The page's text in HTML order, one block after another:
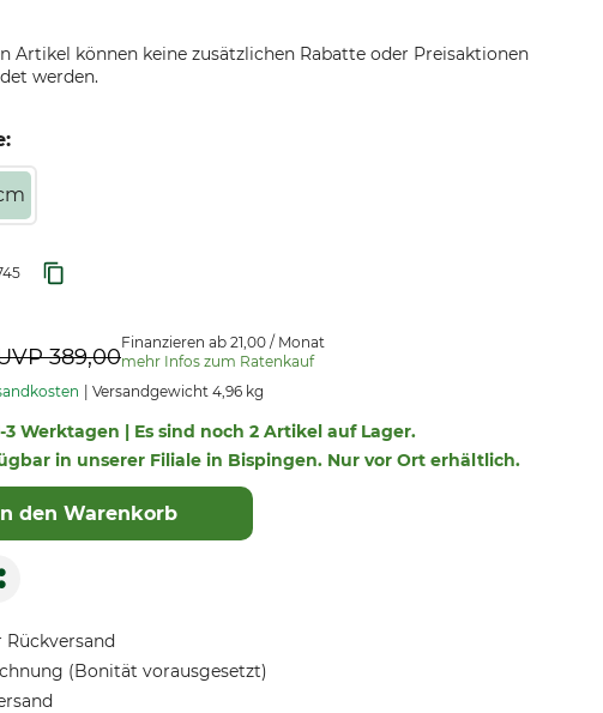
Artikel können keine zusätzlichen Rabatte oder Preisaktionen
werden.
389,00
Finanzieren ab 21,00 / Monat
mehr Infos zum Ratenkauf
Versandgewicht 4,96 kg
3 Werktagen | Es sind noch 2 Artikel auf Lager.
in unserer Filiale in Bispingen. Nur vor Ort erhältlich.
den Warenkorb
Rückversand
(Bonität vorausgesetzt)